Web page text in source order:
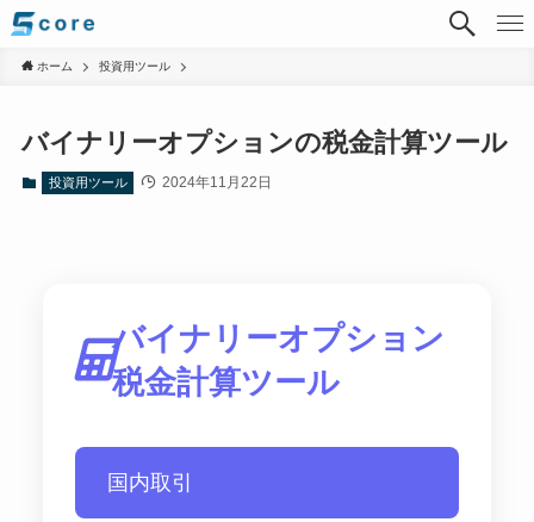
ホーム 投資用ツール
バイナリーオプションの税金計算ツール
投資用ツール 2024年11月22日
バイナリーオプション
税金計算ツール
国内取引